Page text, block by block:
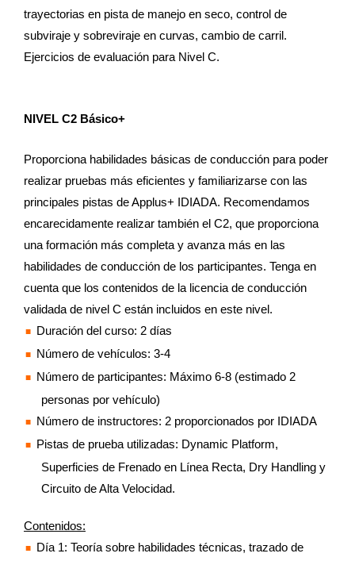
trayectorias en pista de manejo en seco, control de
subviraje y sobreviraje en curvas, cambio de carril.
Ejercicios de evaluación para Nivel C.
NIVEL C2 Básico+
Proporciona habilidades básicas de conducción para poder
realizar pruebas más eficientes y familiarizarse con las
principales pistas de Applus+ IDIADA. Recomendamos
encarecidamente realizar también el C2, que proporciona
una formación más completa y avanza más en las
habilidades de conducción de los participantes. Tenga en
cuenta que los contenidos de la licencia de conducción
validada de nivel C están incluidos en este nivel.
Duración del curso: 2 días
Número de vehículos: 3-4
Número de participantes: Máximo 6-8 (estimado 2
personas por vehículo)
Número de instructores: 2 proporcionados por IDIADA
Pistas de prueba utilizadas: Dynamic Platform,
Superficies de Frenado en Línea Recta, Dry Handling y
Circuito de Alta Velocidad.
Contenidos:
Día 1: Teoría sobre habilidades técnicas, trazado de